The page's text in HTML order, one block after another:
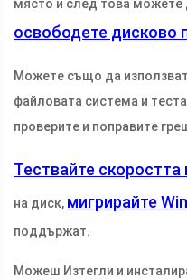
място и след това можете
освободете дисково
Можете също да
файловата система и
проверите и поправите
Тествайте
на диск, мигрирайте
поддържат.
Можеш Изтегли и